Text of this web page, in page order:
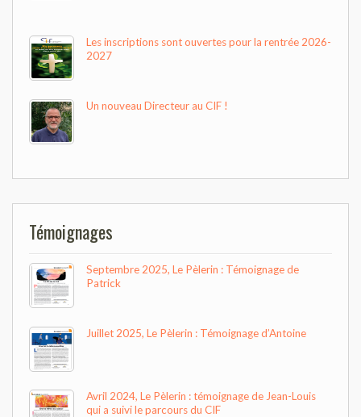
Les inscriptions sont ouvertes pour la rentrée 2026-
2027
Un nouveau Directeur au CIF !
Témoignages
Septembre 2025, Le Pèlerin : Témoignage de
Patrick
Juillet 2025, Le Pèlerin : Témoignage d’Antoine
Avril 2024, Le Pèlerin : témoignage de Jean-Louis
qui a suivi le parcours du CIF